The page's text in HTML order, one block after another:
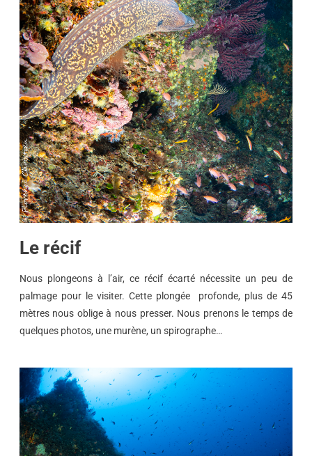
Le récif
Nous plongeons à l’air, ce récif écarté nécessite un peu de
palmage pour le visiter. Cette plongée profonde, plus de 45
mètres nous oblige à nous presser. Nous prenons le temps de
quelques photos, une murène, un spirographe…